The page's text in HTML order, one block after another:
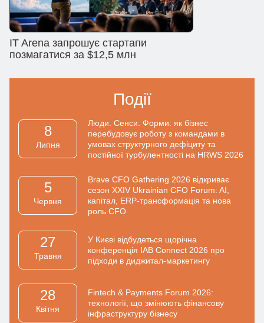
IT Arena запрошує стартапи
позмагатися за $12,5 млн
Події
8
Липня
Люди. Сенси. Форми: як бізнес
перебудовує роботу з командами в
умовах структурного дефіциту та
постійної турбулентності на HRWS 2026
5
Червня
Brave CFO Gathering 2026 відкриває
сезон XXIV Ukrainian CFO Forum: AI,
капітал, ERP-трансформація та нова
роль CFO
27
Травня
У Києві відбудеться щорічна
конференція IAB Connect 2026 про
підходи в диджитал-маркетингу
28
Квiтня
Fintech & Payments Forum 2026:
технології, що змінюють фінансову
інфраструктуру бізнесу